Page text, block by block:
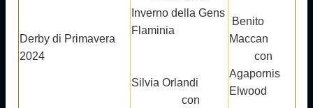
Derby di Primavera
2024
Inverno della Gens
Flaminia
Silvia Orlandi
con
Benito
Maccan
con
Agapornis
Elwood